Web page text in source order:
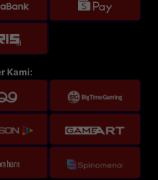
Kami: